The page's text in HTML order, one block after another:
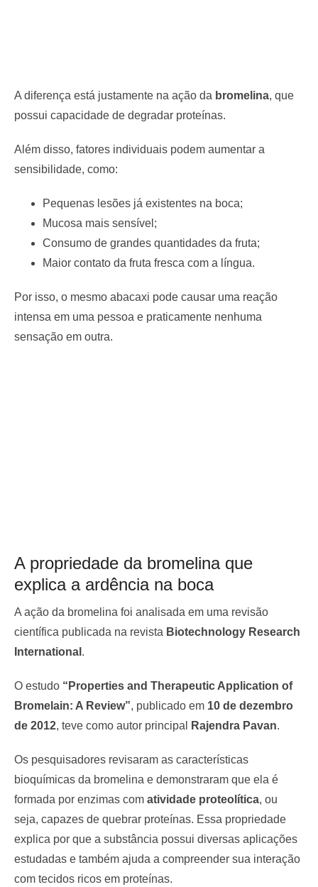
A diferença está justamente na ação da bromelina, que
possui capacidade de degradar proteínas.
Além disso, fatores individuais podem aumentar a
sensibilidade, como:
Pequenas lesões já existentes na boca;
Mucosa mais sensível;
Consumo de grandes quantidades da fruta;
Maior contato da fruta fresca com a língua.
Por isso, o mesmo abacaxi pode causar uma reação
intensa em uma pessoa e praticamente nenhuma
sensação em outra.
A propriedade da bromelina que
explica a ardência na boca
A ação da bromelina foi analisada em uma revisão
científica publicada na revista Biotechnology Research
International .
O estudo “Properties and Therapeutic Application of
Bromelain: A Review”, publicado em 10 de dezembro
de 2012, teve como autor principal Rajendra Pavan.
Os pesquisadores revisaram as características
bioquímicas da bromelina e demonstraram que ela é
formada por enzimas com atividade proteolítica, ou
seja, capazes de quebrar proteínas. Essa propriedade
explica por que a substância possui diversas aplicações
estudadas e também ajuda a compreender sua interação
com tecidos ricos em proteínas.